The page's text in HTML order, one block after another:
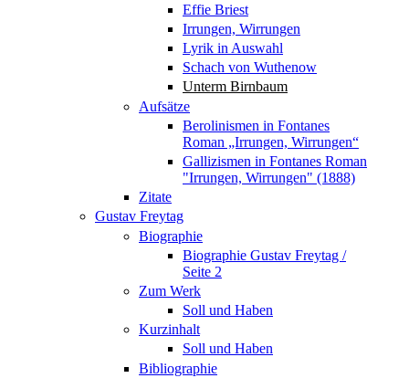
Effie Briest
Irrungen, Wirrungen
Lyrik in Auswahl
Schach von Wuthenow
Unterm Birnbaum
Aufsätze
Berolinismen in Fontanes
Roman „Irrungen, Wirrungen“
Gallizismen in Fontanes Roman
"Irrungen, Wirrungen" (1888)
Zitate
Gustav Freytag
Biographie
Biographie Gustav Freytag /
Seite 2
Zum Werk
Soll und Haben
Kurzinhalt
Soll und Haben
Bibliographie